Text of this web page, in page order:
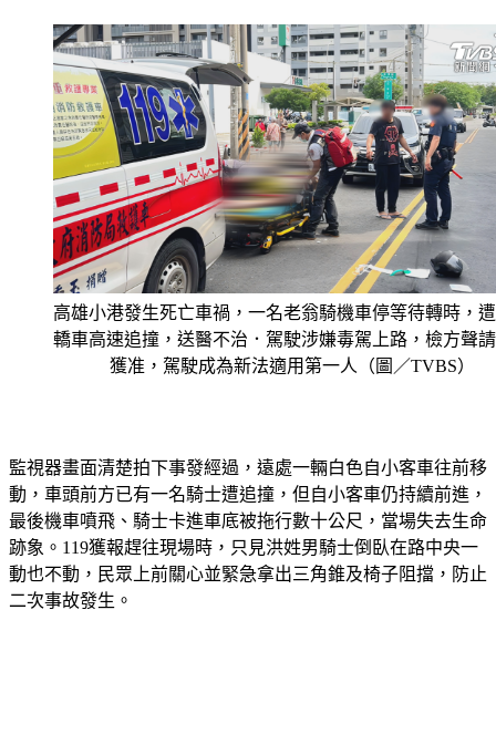
高雄小港發生死亡車禍，一名老翁騎機車停等待轉時，
轎車高速追撞，送醫不治．駕駛涉嫌毒駕上路，檢方聲
獲准，駕駛成為新法適用第一人（圖／TVBS）
監視器畫面清楚拍下事發經過，遠處一輛白色自小客車往前移
動，車頭前方已有一名騎士遭追撞，但自小客車仍持續前進，
最後機車噴飛、騎士卡進車底被拖行數十公尺，當場失去生命
跡象。119獲報趕往現場時，只見洪姓男騎士倒臥在路中央一
動也不動，民眾上前關心並緊急拿出三角錐及椅子阻擋，防止
二次事故發生。